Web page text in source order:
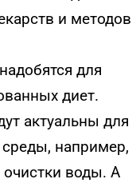
и методов
для
диет.
актуальны для
например,
воды. А